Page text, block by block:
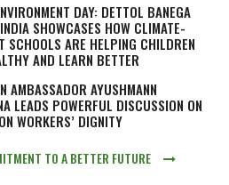
DAY: DETTOL BANEGA
SHOWCASES HOW CLIMATE-
SCHOOLS ARE HELPING CHILDREN
AND LEARN BETTER
AMBASSADOR AYUSHMANN
LEADS POWERFUL DISCUSSION ON
WORKERS’ DIGNITY
TO A BETTER FUTURE